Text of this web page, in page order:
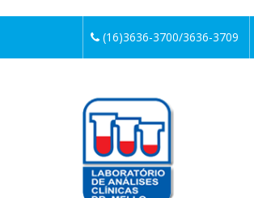
(16)3636-3700/3636-3709